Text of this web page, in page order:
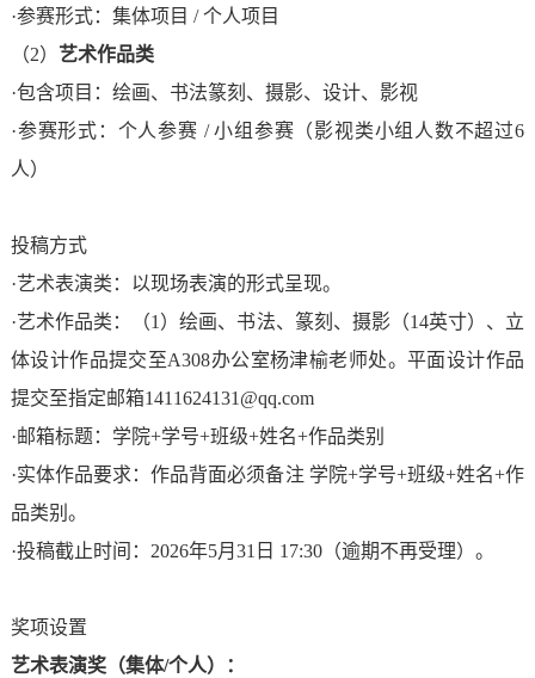
智
建
院
应
急
在
线
留
报
·参赛形式：集体项目 / 个人项目
（2） 艺术作品类
·包含项目：绘画、书法篆刻、摄影、设计、影视
·参赛形式：个人参赛 / 小组参赛（影视类小组人数不超过6
人）
投稿方式
·艺术表演类：以现场表演的形式呈现。
·艺术作品类：（1）绘画、书法、篆刻、摄影（14英寸）、立
体设计作品提交至A308办公室杨津榆老师处。平面设计作品
提交至指定邮箱1411624131@qq.com
·邮箱标题：学院+学号+班级+姓名+作品类别
·实体作品要求：作品背面必须备注 学院+学号+班级+姓名+作
品类别。
·投稿截止时间：2026年5月31日 17:30（逾期不再受理）。
奖项设置
艺术表演奖（集体/个人）：